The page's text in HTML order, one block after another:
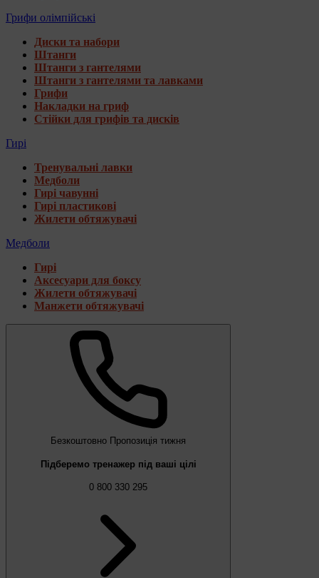
Грифи олімпійські
Диски та набори
Штанги
Штанги з гантелями
Штанги з гантелями та лавками
Грифи
Накладки на гриф
Стійки для грифів та дисків
Гирі
Тренувальні лавки
Медболи
Гирі чавунні
Гирі пластикові
Жилети обтяжувачі
Медболи
Гирі
Аксесуари для боксу
Жилети обтяжувачі
Манжети обтяжувачі
Безкоштовно Пропозиція тижня
Підберемо тренажер під ваші цілі
0 800 330 295